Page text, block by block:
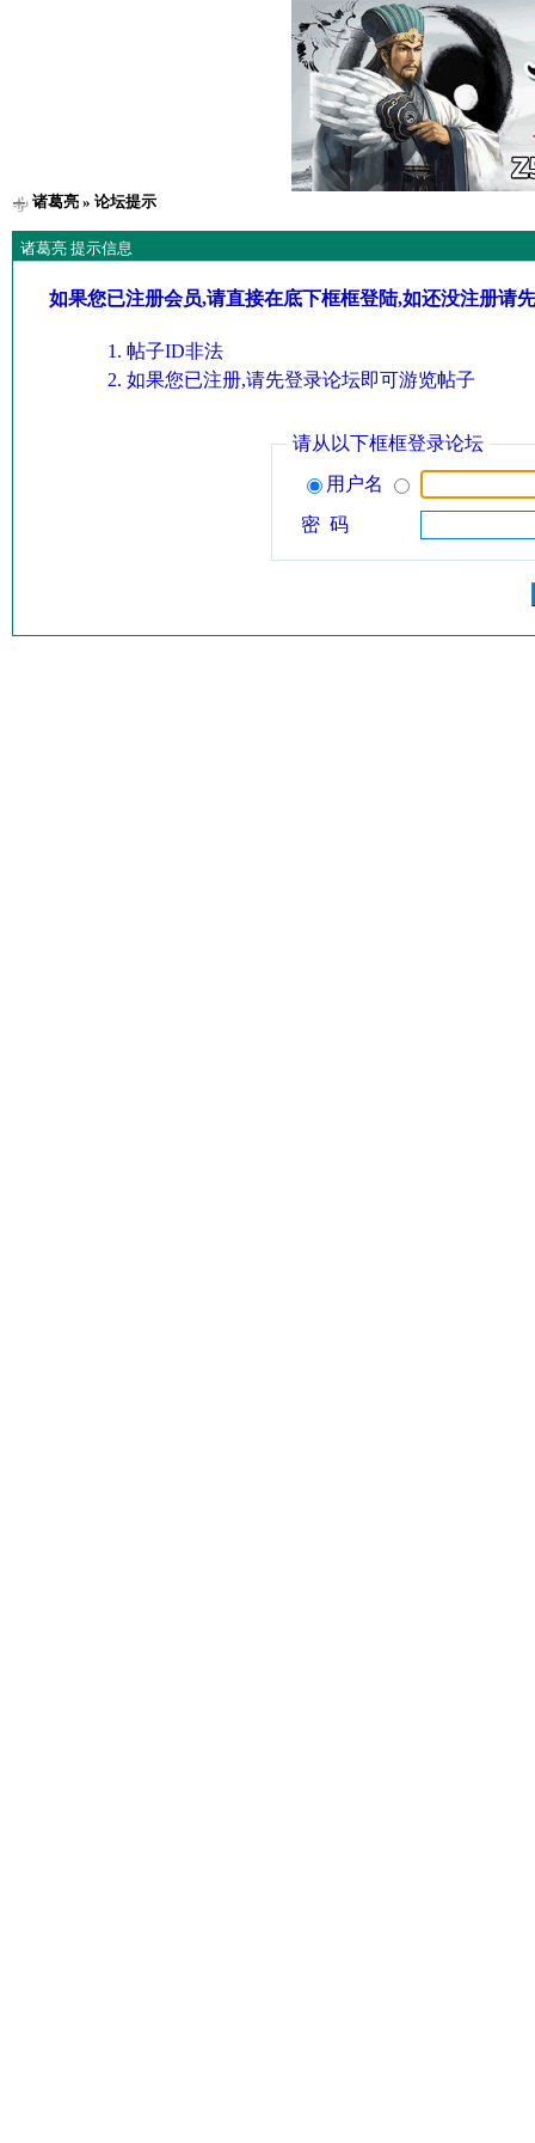
诸葛亮» 论坛提示
诸葛亮 提示信息
如果您已注册会员,请直接在底下框框登陆,如还没注册请
帖子ID非法
如果您已注册,请先登录论坛即可游览帖子
请从以下框框登录论坛
用户名
密 码